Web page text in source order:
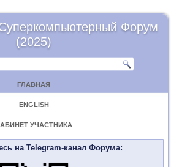
Форум
(2025)
ГЛАВНАЯ
ENGLISH
УЧАСТНИКА
на Telegram-канал Форума: